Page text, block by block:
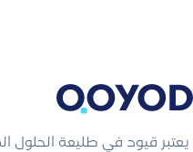
يعتبر قيود في طليعة الحلول